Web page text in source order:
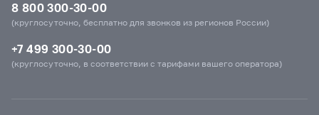
8 800 300-30-00
(круглосуточно, бесплатно для звонков из регионов России)
+7 499 300-30-00
(круглосуточно, в соответствии с тарифами вашего оператора)